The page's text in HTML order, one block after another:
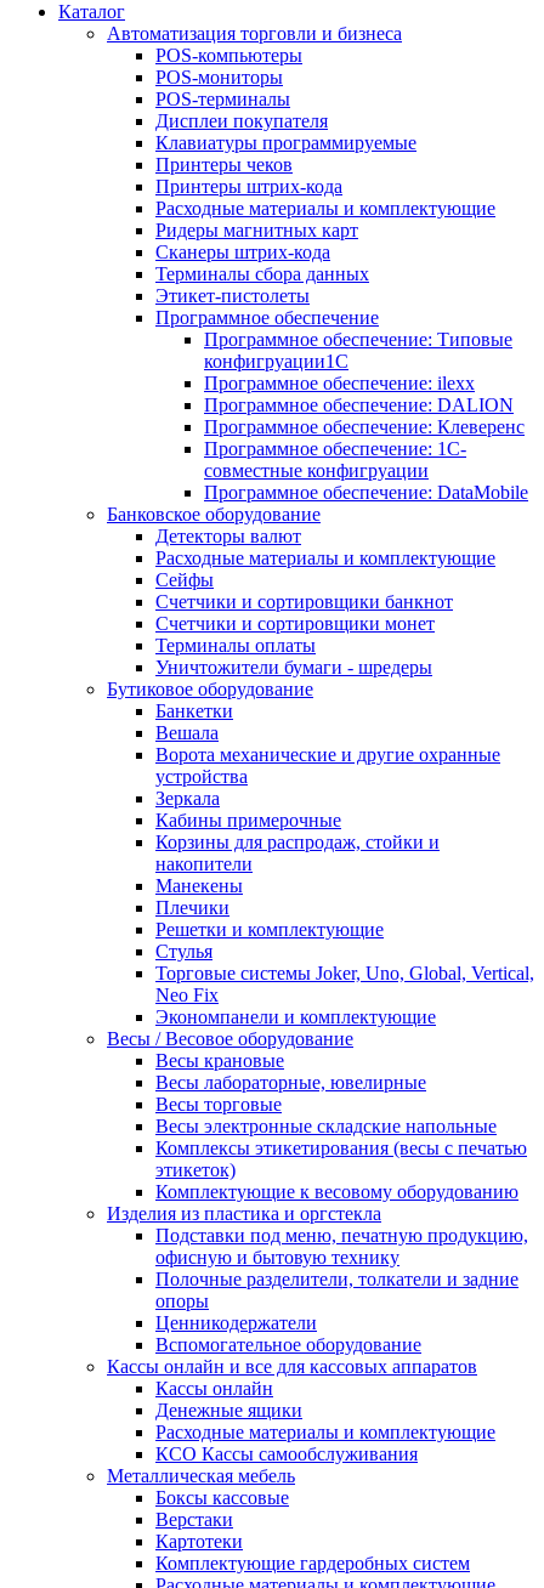
Каталог
Автоматизация торговли и бизнеса
POS-компьютеры
POS-мониторы
POS-терминалы
Дисплеи покупателя
Клавиатуры программируемые
Принтеры чеков
Принтеры штрих-кода
Расходные материалы и комплектующие
Ридеры магнитных карт
Сканеры штрих-кода
Терминалы сбора данных
Этикет-пистолеты
Программное обеспечение
Программное обеспечение: Типовые
конфигруации1С
Программное обеспечение: ilexx
Программное обеспечение: DALION
Программное обеспечение: Клеверенс
Программное обеспечение: 1С-
совместные конфигруации
Программное обеспечение: DataMobile
Банковское оборудование
Детекторы валют
Расходные материалы и комплектующие
Сейфы
Счетчики и сортировщики банкнот
Счетчики и сортировщики монет
Терминалы оплаты
Уничтожители бумаги - шредеры
Бутиковое оборудование
Банкетки
Вешала
Ворота механические и другие охранные
устройства
Зеркала
Кабины примерочные
Корзины для распродаж, стойки и
накопители
Манекены
Плечики
Решетки и комплектующие
Стулья
Торговые системы Joker, Uno, Global, Vertical,
Neo Fix
Экономпанели и комплектующие
Весы / Весовое оборудование
Весы крановые
Весы лабораторные, ювелирные
Весы торговые
Весы электронные складские напольные
Комплексы этикетирования (весы с печатью
этикеток)
Комплектующие к весовому оборудованию
Изделия из пластика и оргстекла
Подставки под меню, печатную продукцию,
офисную и бытовую технику
Полочные разделители, толкатели и задние
опоры
Ценникодержатели
Вспомогательное оборудование
Кассы онлайн и все для кассовых аппаратов
Кассы онлайн
Денежные ящики
Расходные материалы и комплектующие
КСО Кассы самообслуживания
Металлическая мебель
Боксы кассовые
Верстаки
Картотеки
Комплектующие гардеробных систем